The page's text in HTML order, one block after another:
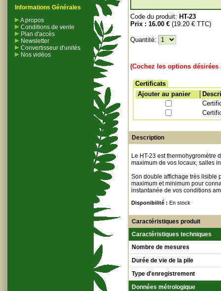
Informations Générales
A propos
Conditions de vente
Plan d'accès
Newsletter
Convertisseur d'unités
Nos vidéos
Code du produit: HT-23
Prix : 16.00 € (19.20 € TTC)
Quantité:
(Cochez les options
Certificats
Ajouter au panier
Description
Le HT-23 est thermohygromètre
maximum de vos locaux, salles
Son double affichage très lisible
maximum et minimum pour
instantanée de vos conditions
Disponibilité : En stock
Caractéristiques produit
Caractéristiques techniques
Nombre de mesures
Durée de vie de la pile
Type d'enregistrement
Données métrologique